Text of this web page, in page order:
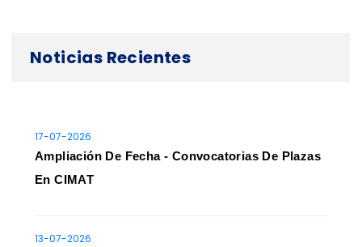
Noticias Recientes
17-07-2026
Ampliación De Fecha - Convocatorias De Plazas
En CIMAT
13-07-2026